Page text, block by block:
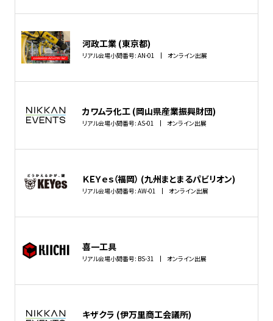
河政工業 (東京都)
リアル会場小間番号: AN-01 オンライン出展
カワムラ化工 (岡山県産業振興財団)
リアル会場小間番号: AS-01 オンライン出展
ＫＥＹｅｓ（福岡） (九州まとまるパビリオン)
リアル会場小間番号: AW-01 オンライン出展
喜一工具
リアル会場小間番号: BS-31 オンライン出展
キザクラ (伊万里商工会議所)